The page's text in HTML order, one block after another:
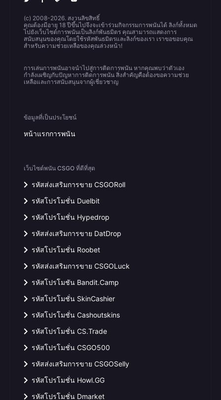
(c) 2008-2026. สงวนลิขสิทธิ์
คุณต้องมีอายุ 18 ปีขึ้นไปจึงจะเข้าร่วมกิจกรรมการพนันได้ ลิงก์ทั้งหมด
ไปยังเว็บไซต์การพนันเป็นลิงก์พันธมิตร คุณสามารถแสดงการ
สนับสนุนของคุณโดยใช้รหัสพันธมิตรและลิงก์ของเรา เราขอขอบคุณ
สำหรับความช่วยเหลือของคุณล่วงหน้า!
การเล่นการพนันอาจนำไปสู่การติดการพนัน หากคุณพบว่าตัวเอง
กำลังเผชิญกับปัญหาการติดการพนัน สิ่งสำคัญคือต้องขอความช่วย
เหลือและการสนับสนุนจากผู้เชี่ยวชาญ
เว็บไซต์พนัน CSGO ที่ดีที่สุด
รหัสส่งเสริมการขาย CSGORoll
รหัสโปรโมชั่น Duelbit
รหัสโปรโมชั่น Hypedrop
รหัสส่งเสริมการขาย DatDrop
รหัสโปรโมชั่น Roobet
รหัสส่งเสริมการขาย CSGOLuck
รหัสโปรโมชัน Bandit.Camp
รหัสโปรโมชั่น SkinCashier
รหัสโปรโมชั่น Cashoutskins
รหัสโปรโมชั่น CS.Trade
รหัสโปรโมชั่น CSGO500
รหัสส่งเสริมการขาย CSGOSelly
รหัสโปรโมชั่น Howl.GG
รหัสโปรโมชั่น Dmarket
ข้อมูลที่เป็นประโยชน์
หน้าแรกการพนัน